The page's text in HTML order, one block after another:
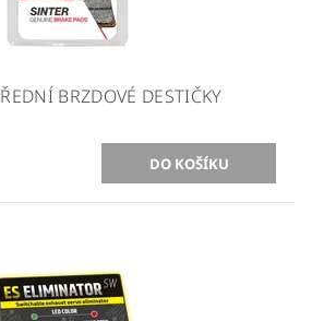
BRZDOVÉ DESTIČKY